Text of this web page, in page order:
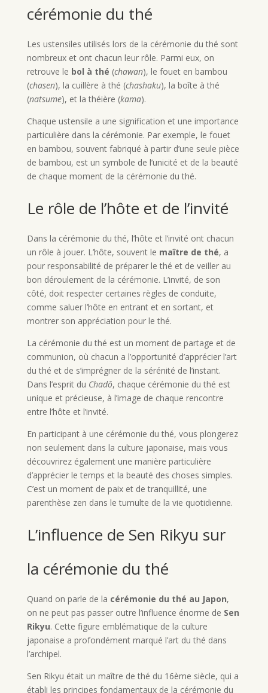
cérémonie du thé
Les ustensiles utilisés lors de la cérémonie du thé sont
nombreux et ont chacun leur rôle. Parmi eux, on
retrouve le bol à thé (chawan), le fouet en bambou
(chasen), la cuillère à thé (chashaku), la boîte à thé
(natsume), et la théière (kama).
Chaque ustensile a une signification et une importance
particulière dans la cérémonie. Par exemple, le fouet
en bambou, souvent fabriqué à partir d’une seule pièce
de bambou, est un symbole de l’unicité et de la beauté
de chaque moment de la cérémonie du thé.
Le rôle de l’hôte et de l’invité
Dans la cérémonie du thé, l’hôte et l’invité ont chacun
un rôle à jouer. L’hôte, souvent le maître de thé, a
pour responsabilité de préparer le thé et de veiller au
bon déroulement de la cérémonie. L’invité, de son
côté, doit respecter certaines règles de conduite,
comme saluer l’hôte en entrant et en sortant, et
montrer son appréciation pour le thé.
La cérémonie du thé est un moment de partage et de
communion, où chacun a l’opportunité d’apprécier l’art
du thé et de s’imprégner de la sérénité de l’instant.
Dans l’esprit du Chadō, chaque cérémonie du thé est
unique et précieuse, à l’image de chaque rencontre
entre l’hôte et l’invité.
En participant à une cérémonie du thé, vous plongerez
non seulement dans la culture japonaise, mais vous
découvrirez également une manière particulière
d’apprécier le temps et la beauté des choses simples.
C’est un moment de paix et de tranquillité, une
parenthèse zen dans le tumulte de la vie quotidienne.
L’influence de Sen Rikyu sur
la cérémonie du thé
Quand on parle de la cérémonie du thé au Japon,
on ne peut pas passer outre l’influence énorme de Sen
Rikyu. Cette figure emblématique de la culture
japonaise a profondément marqué l’art du thé dans
l’archipel.
Sen Rikyu était un maître de thé du 16ème siècle, qui a
établi les principes fondamentaux de la cérémonie du